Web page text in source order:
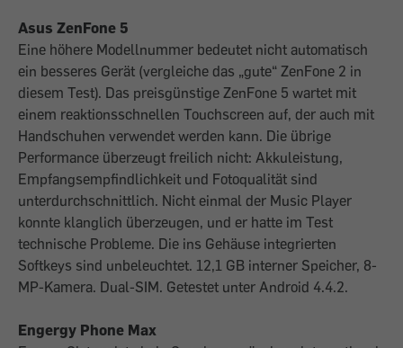
Asus ZenFone 5
Eine höhere Modellnummer bedeutet nicht automatisch
ein besseres Gerät (vergleiche das „gute“ ZenFone 2 in
diesem Test). Das preisgünstige ZenFone 5 wartet mit
einem reaktionsschnellen Touchscreen auf, der auch mit
Handschuhen verwendet werden kann. Die übrige
Performance überzeugt freilich nicht: Akkuleistung,
Empfangsempfindlichkeit und Fotoqualität sind
unterdurchschnittlich. Nicht einmal der Music Player
konnte klanglich überzeugen, und er hatte im Test
technische Probleme. Die ins Gehäuse integrierten
Softkeys sind unbeleuchtet. 12,1 GB interner Speicher, 8-
MP-Kamera. Dual-SIM. Getestet unter Android 4.4.2.
Engergy Phone Max